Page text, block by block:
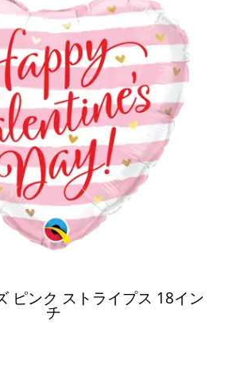
ピンク ストライプス 18イン
チ